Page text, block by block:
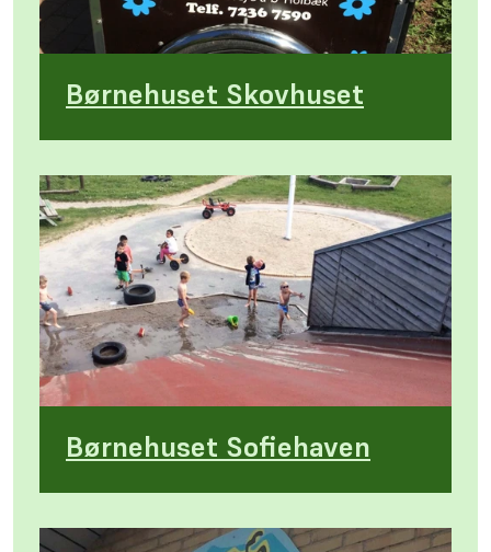
Børnehuset Skovhuset
Børnehuset Sofiehaven